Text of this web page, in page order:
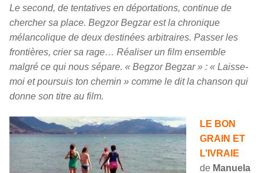
Le second, de tentatives en déportations, continue de
chercher sa place. Begzor Begzar est la chronique
mélancolique de deux destinées arbitraires. Passer les
frontières, crier sa rage… Réaliser un film ensemble
malgré ce qui nous sépare. « Begzor Begzar » : « Laisse-
moi et poursuis ton chemin » comme le dit la chanson qui
donne son titre au film.
LE BON
GRAIN ET
L’IVRAIE
de Manuela